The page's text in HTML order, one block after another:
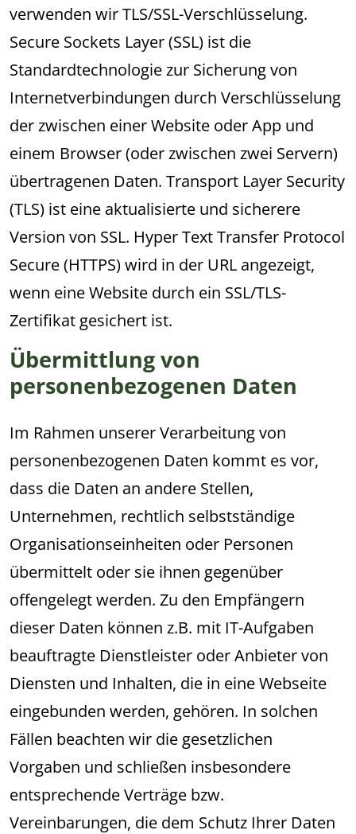
verwenden wir TLS/SSL-Verschlüsselung.
Secure Sockets Layer (SSL) ist die
Standardtechnologie zur Sicherung von
Internetverbindungen durch Verschlüsselung
der zwischen einer Website oder App und
einem Browser (oder zwischen zwei Servern)
übertragenen Daten. Transport Layer Security
(TLS) ist eine aktualisierte und sicherere
Version von SSL. Hyper Text Transfer Protocol
Secure (HTTPS) wird in der URL angezeigt,
wenn eine Website durch ein SSL/TLS-
Zertifikat gesichert ist.
Übermittlung von
personenbezogenen Daten
Im Rahmen unserer Verarbeitung von
personenbezogenen Daten kommt es vor,
dass die Daten an andere Stellen,
Unternehmen, rechtlich selbstständige
Organisationseinheiten oder Personen
übermittelt oder sie ihnen gegenüber
offengelegt werden. Zu den Empfängern
dieser Daten können z.B. mit IT-Aufgaben
beauftragte Dienstleister oder Anbieter von
Diensten und Inhalten, die in eine Webseite
eingebunden werden, gehören. In solchen
Fällen beachten wir die gesetzlichen
Vorgaben und schließen insbesondere
entsprechende Verträge bzw.
Vereinbarungen, die dem Schutz Ihrer Daten